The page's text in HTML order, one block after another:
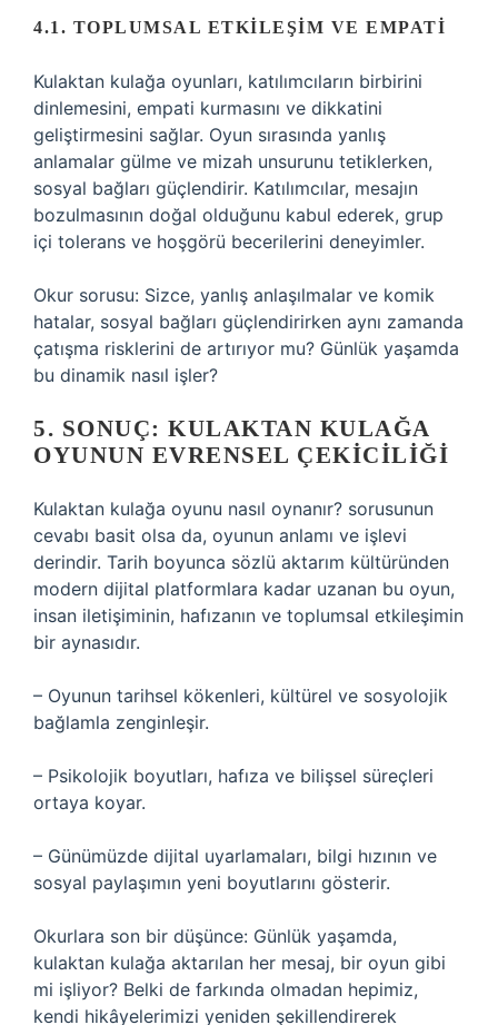
4.1. TOPLUMSAL ETKILEŞIM VE EMPATI
Kulaktan kulağa oyunları, katılımcıların birbirini
dinlemesini, empati kurmasını ve dikkatini
geliştirmesini sağlar. Oyun sırasında yanlış
anlamalar gülme ve mizah unsurunu tetiklerken,
sosyal bağları güçlendirir. Katılımcılar, mesajın
bozulmasının doğal olduğunu kabul ederek, grup
içi tolerans ve hoşgörü becerilerini deneyimler.
Okur sorusu: Sizce, yanlış anlaşılmalar ve komik
hatalar, sosyal bağları güçlendirirken aynı zamanda
çatışma risklerini de artırıyor mu? Günlük yaşamda
bu dinamik nasıl işler?
5. SONUÇ: KULAKTAN KULAĞA
OYUNUN EVRENSEL ÇEKICILIĞI
Kulaktan kulağa oyunu nasıl oynanır? sorusunun
cevabı basit olsa da, oyunun anlamı ve işlevi
derindir. Tarih boyunca sözlü aktarım kültüründen
modern dijital platformlara kadar uzanan bu oyun,
insan iletişiminin, hafızanın ve toplumsal etkileşimin
bir aynasıdır.
– Oyunun tarihsel kökenleri, kültürel ve sosyolojik
bağlamla zenginleşir.
– Psikolojik boyutları, hafıza ve bilişsel süreçleri
ortaya koyar.
– Günümüzde dijital uyarlamaları, bilgi hızının ve
sosyal paylaşımın yeni boyutlarını gösterir.
Okurlara son bir düşünce: Günlük yaşamda,
kulaktan kulağa aktarılan her mesaj, bir oyun gibi
mi işliyor? Belki de farkında olmadan hepimiz,
kendi hikâyelerimizi yeniden şekillendirerek